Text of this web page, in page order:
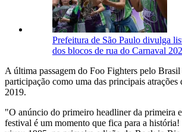
Prefeitura de São Paulo divulga
dos blocos de rua do Carnaval
A última passagem do Foo Fighters pelo
participação como uma das principais
2019.
"O anúncio do primeiro headliner da primeira
festival é um momento que fica para a